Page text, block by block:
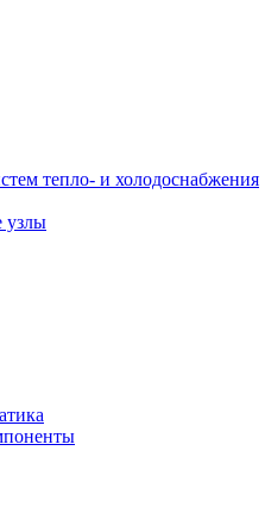
тепло- и холодоснабжения
узлы